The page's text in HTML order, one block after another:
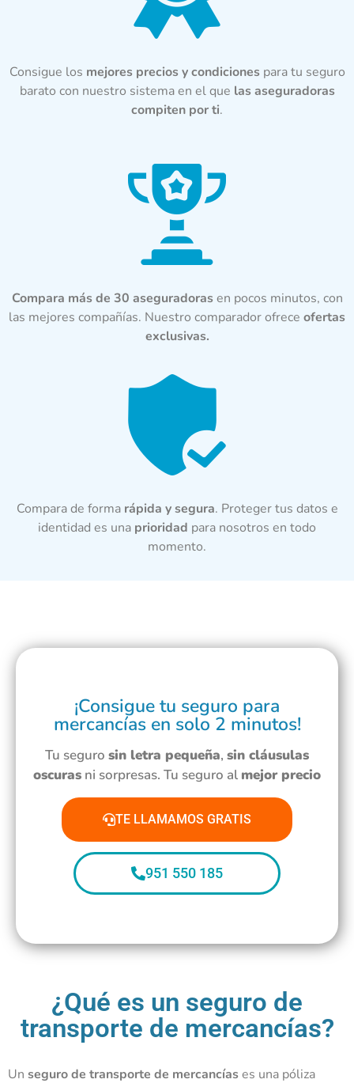
Consigue los mejores precios y condicionespara tu seguro
barato con nuestro sistema en el que las aseguradoras
compiten por ti.
Compara más de 30 aseguradorasen pocos minutos, con
las mejores compañías. Nuestro comparador ofrece ofertas
exclusivas.
Compara de forma rápida y segura. Proteger tus datos e
identidad es una prioridad para nosotros en todo
momento.
¡Consigue tu seguro para
mercancías en solo 2 minutos!
Tu seguro sin letra pequeña, sin cláusulas
oscuras ni sorpresas. Tu seguro al mejor precio
TE LLAMAMOS GRATIS
951 550 185
¿Qué es un seguro de
transporte de mercancías?
Un seguro de transporte de mercancíases una póliza